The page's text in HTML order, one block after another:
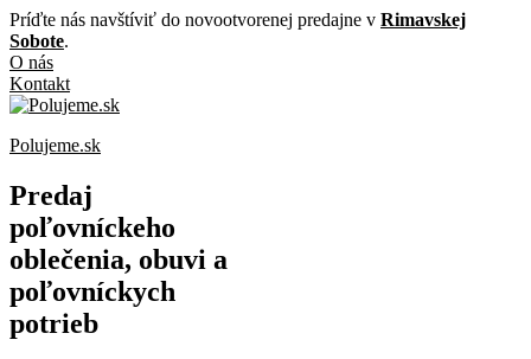
Príďte nás navštíviť do novootvorenej predajne v Rimavskej
Sobote.
O nás
Kontakt
Polujeme.sk
Predaj
poľovníckeho
oblečenia, obuvi a
poľovníckych
potrieb